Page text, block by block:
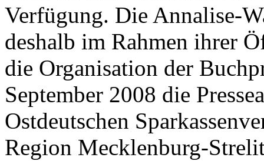
Verfügung. Die Annalise-
deshalb im Rahmen ihrer
die Organisation der
September 2008 die
Ostdeutschen
Region Mecklenburg-